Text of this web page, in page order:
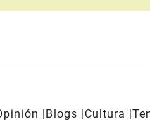
Blogs Cultura